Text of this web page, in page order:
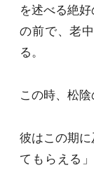
を述べる絶
の前で、老
る。
この時、松
彼はこの期
てもらえる